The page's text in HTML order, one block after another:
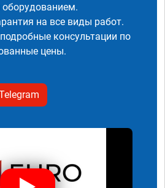
оборудованием.
на все виды работ.
консультации по
цены.